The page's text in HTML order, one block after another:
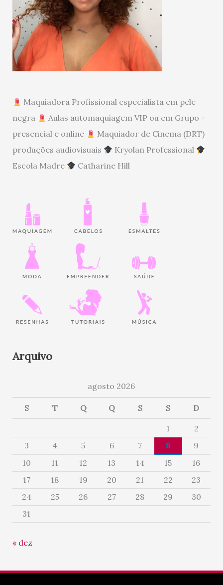
Maquiadora Profissional especialista em pele
negra
Aulas automaquiagem VIP ou em Grupo -
presencial e online
Maquiador de Cinema (DRT)
produções audiovisuais
Kryolan Professional
Escola Madre
Catharine Hill
Arquivo
agosto 2026
S T Q Q S S D
1
2
3
4 5 6 7 8
9
10
11 12 13 14 15
16
17
18 19 20 21 22
23
24
25 26 27 28 29
30
31
« dez